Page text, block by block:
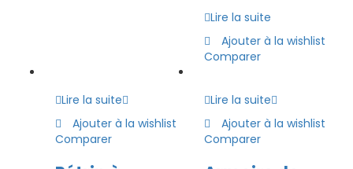
Lire la suite
Ajouter à la wishlist
Comparer
Lire la suite
Ajouter à la wishlist
Comparer
Lire la suite
Ajouter à la wishlist
Comparer